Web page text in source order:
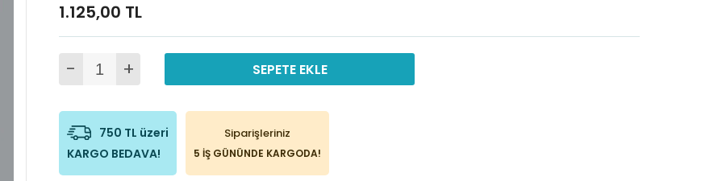
1.125,00 TL
- + SEPETE EKLE
750 TL üzeri
KARGO BEDAVA!
Siparişleriniz
5 İŞ GÜNÜNDE KARGODA!